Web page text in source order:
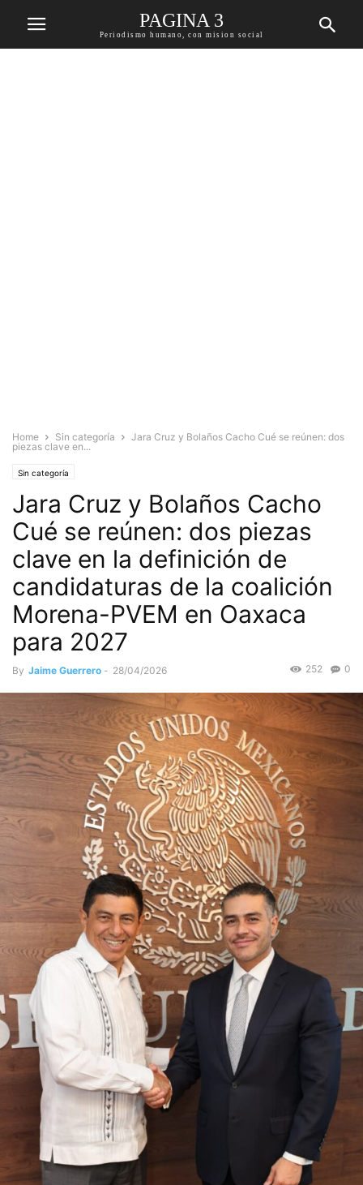
PAGINA 3
Periodismo humano, con mision social
Home Sin categoría
Jara Cruz y Bolaños Cacho Cué se reúnen: dos
piezas clave en...
Sin categoría
Jara Cruz y Bolaños Cacho
Cué se reúnen: dos piezas
clave en la definición de
candidaturas de la coalición
Morena-PVEM en Oaxaca
para 2027
By Jaime Guerrero - 28/04/2026 0
252